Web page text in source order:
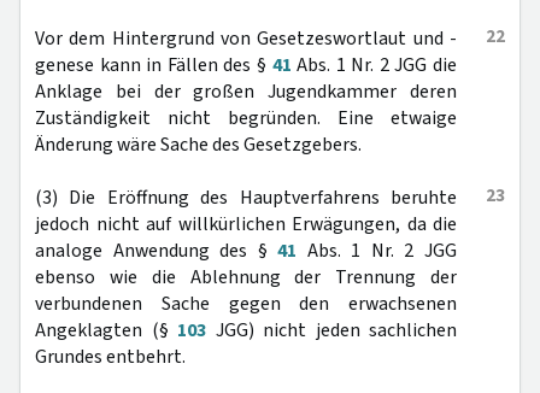
22
Vor dem Hintergrund von Gesetzeswortlaut und -
genese kann in Fällen des § 41 Abs. 1 Nr. 2 JGG die
Anklage bei der großen Jugendkammer deren
Zuständigkeit nicht begründen. Eine etwaige
Änderung wäre Sache des Gesetzgebers.
23
(3) Die Eröffnung des Hauptverfahrens beruhte
jedoch nicht auf willkürlichen Erwägungen, da die
analoge Anwendung des §41 Abs. 1 Nr. 2 JGG
ebenso wie die Ablehnung der Trennung der
verbundenen Sache gegen den erwachsenen
Angeklagten (§ 103 JGG) nicht jeden sachlichen
Grundes entbehrt.